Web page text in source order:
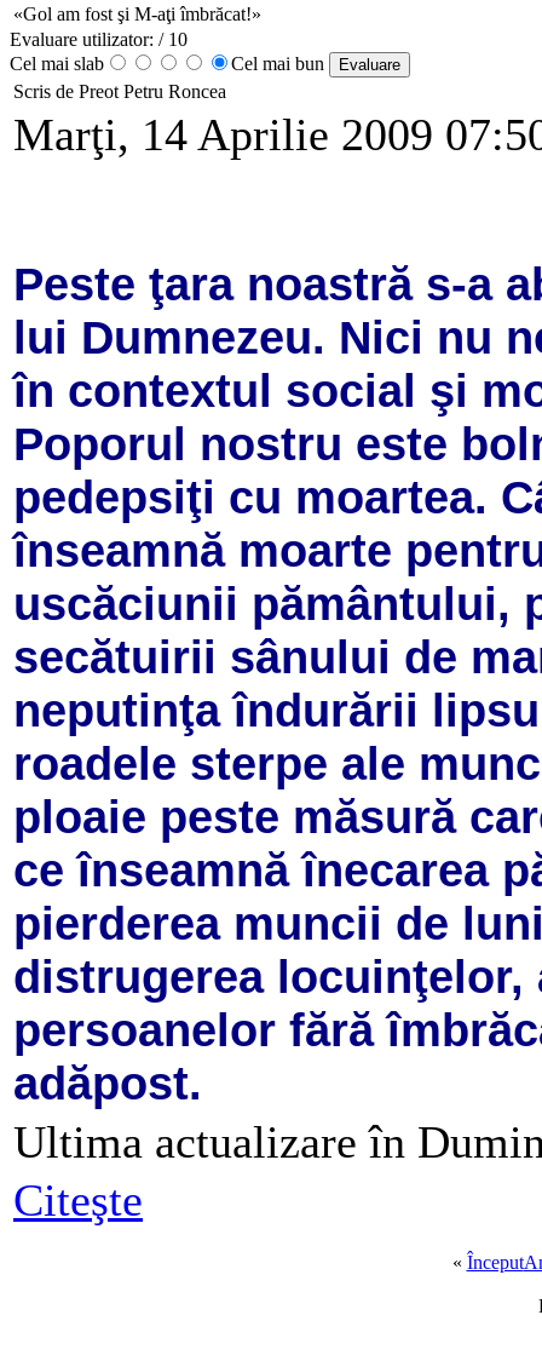
«Gol am fost şi M-aţi îmbrăcat!»
Evaluare utilizator: / 10
Cel mai slab
Cel mai bun
Scris de Preot Petru Roncea
Marţi, 14 Aprilie 2009
Peste ţara noastră s-a
lui Dumnezeu. Nici nu
în contextul social şi
Poporul nostru este
pedepsiţi cu moartea.
înseamnă moarte
uscăciunii pământului,
secătuirii sânului de
neputinţa îndurării
roadele sterpe ale
ploaie peste măsură
ce înseamnă înecarea
pierderea muncii de
distrugerea
persoanelor fără
adăpost.
Ultima actualizare în
Citeşte
« Început